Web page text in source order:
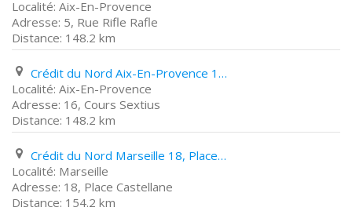
Aix-En-Provence
5, Rue Rifle Rafle
148.2 km
Crédit du Nord Aix-En-Provence 16, Cours Sextius
Aix-En-Provence
16, Cours Sextius
148.2 km
Crédit du Nord Marseille 18, Place Castellane
Marseille
18, Place Castellane
154.2 km